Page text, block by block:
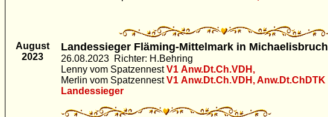
August
2023
Landessieger Fläming-Mittelmark in Michaelisbruch
26.08.2023 Richter: H.Behring
Lenny vom SpatzennestV1 Anw.Dt.Ch.VDH,
Merlin vom SpatzennestV1 Anw.Dt.Ch.VDH, Anw.Dt.ChDTK
Landessieger